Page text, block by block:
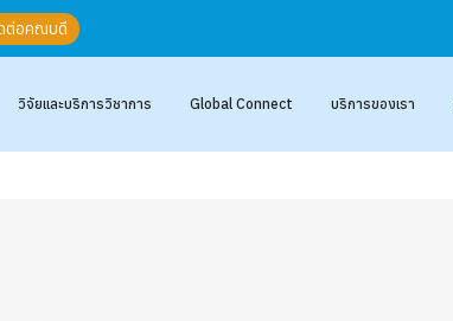
อคณบดี
วิจัยและบริการวิชาการ Global Connect บริการของเรา